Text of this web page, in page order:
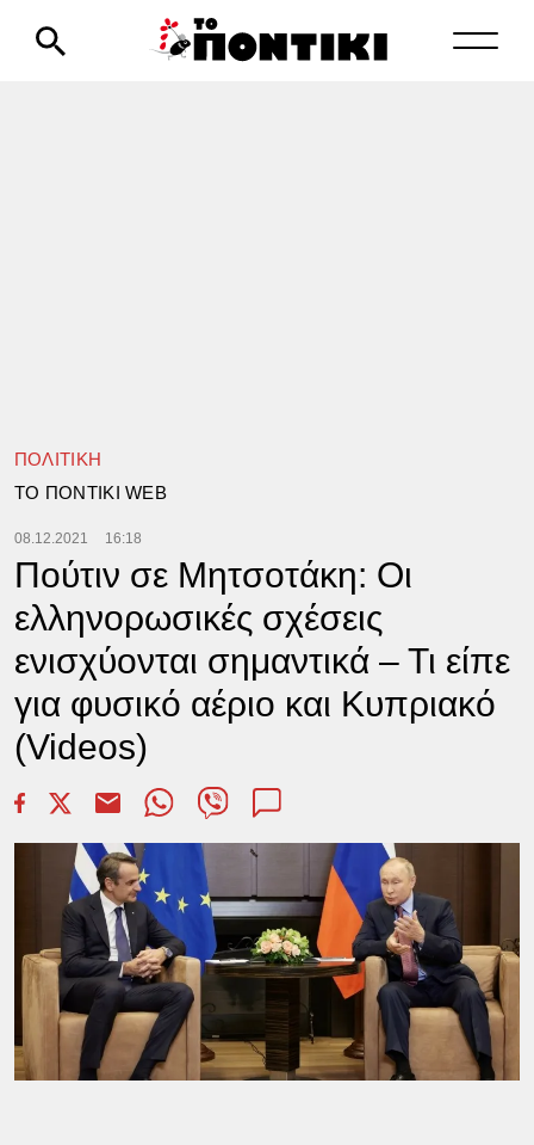
ΠΟΛΙΤΙΚΗ
TΟ ΠΟΝΤΙΚΙ WEB
08.12.2021 16:18
Πούτιν σε Μητσοτάκη: Οι
ελληνορωσικές σχέσεις
ενισχύονται σημαντικά – Τι είπε
για φυσικό αέριο και Κυπριακό
(Videos)